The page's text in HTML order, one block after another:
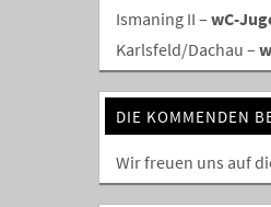
Ismaning II – wC-
Karlsfeld/Dachau –
DIE KOMMENDEN
Wir freuen uns auf